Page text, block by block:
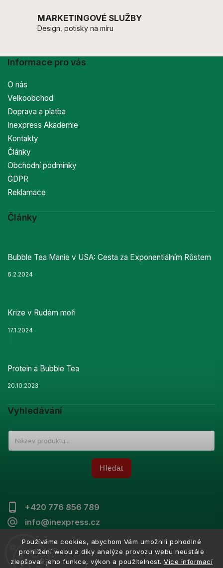
Používáme cookies, abychom Vám umožnili pohodlné
prohlížení webu a díky analýze provozu webu neustále
zlepšovali jeho funkce, výkon a použitelnost. Více informací
MARKETINGOVÉ SLUŽBY
Design, potisky na míru
+420 776 856 789
info@inexpress.cz
Informace pro vás
O nás
Velkoobchod
Doprava a platba
Inexpress Akademie
Kontakty
Články
Obchodní podmínky
GDPR
Reklamace
Články
Bubble Tea Manie v USA: Cesta za Exponentiálním Růstem
6.2.2024
Krize v Rudém moři
17.1.2024
Protein a Bubble Tea
20.10.2023
Vyhledávání
Hledat
Copyright 2026Inexpress . Všechna práva vyhrazena.